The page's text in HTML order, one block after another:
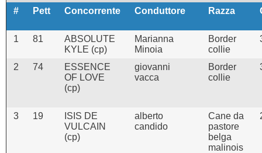
# Pett Concorrente Conduttore Razza
1 81
ABSOLUTE
KYLE (cp)
Marianna
Minoia
Border
collie
2 74
ESSENCE
OF LOVE
(cp)
giovanni
vacca
Border
collie
3 19
ISIS DE
VULCAIN
(cp)
alberto
candido
Cane da
pastore
belga
malinois